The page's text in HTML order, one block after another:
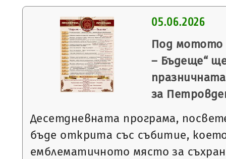
05.06.2026
Под мотото
– Бъдеще“
за
Десетдневната програма,
бъде открита със събитие,
емблематичното място за